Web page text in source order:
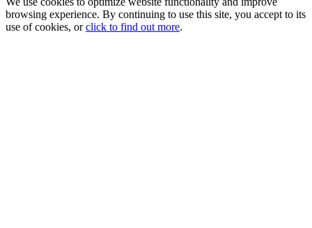
browsing experience. By continuing to use this site, you accept to its
use of cookies, orclick to find out more.